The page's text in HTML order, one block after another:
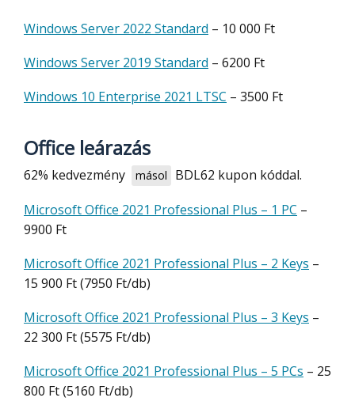
Windows Server 2022 Standard – 10 000 Ft
Windows Server 2019 Standard – 6200 Ft
Windows 10 Enterprise 2021 LTSC – 3500 Ft
Office leárazás
62% kedvezmény másol BDL62 kupon kóddal.
Microsoft Office 2021 Professional Plus – 1 PC –
9900 Ft
Microsoft Office 2021 Professional Plus – 2 Keys –
15 900 Ft (7950 Ft/db)
Microsoft Office 2021 Professional Plus – 3 Keys –
22 300 Ft (5575 Ft/db)
Microsoft Office 2021 Professional Plus – 5 PCs – 25
800 Ft (5160 Ft/db)